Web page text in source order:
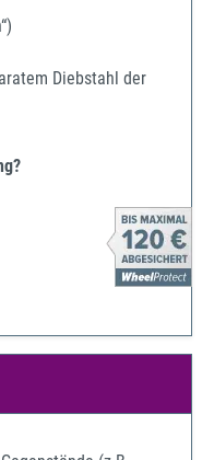
Diebstahl der